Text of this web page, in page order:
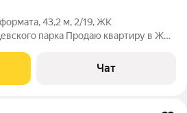
43,2 м, 2/19, ЖК
парка Продаю квартиру в ЖК
спальня 10,6 м) Этаж 2 из 19Чат